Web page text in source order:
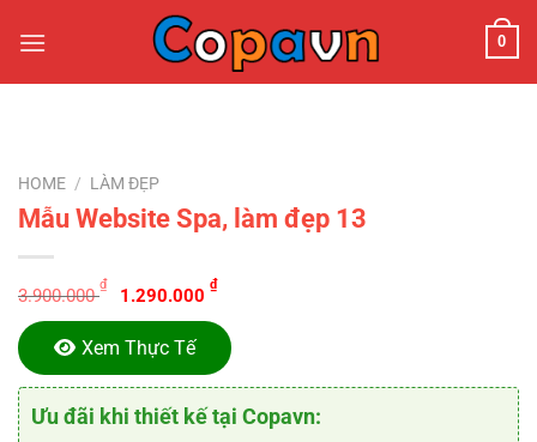
đến
0
HOME / LÀM ĐẸP
Mẫu Website Spa, làm đẹp 13
3.900.000
₫
Original
price
was:
3.900.000 ₫.
1.290.000
₫Current
price
is:
1.290.000 ₫.
Xem Thực Tế
Ưu đãi khi thiết kế tại Copavn: